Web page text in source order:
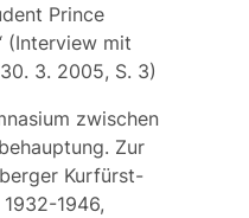
Prince
(Interview mit
3. 2005, S. 3)
zwischen
Zur
Kurfürst-
1946,